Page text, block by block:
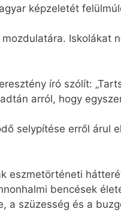
képzeletét
Iskolákat
író szólít:
arról, hogy
selypítése erről árul
eszmetörténeti
bencések
a szüzesség és a